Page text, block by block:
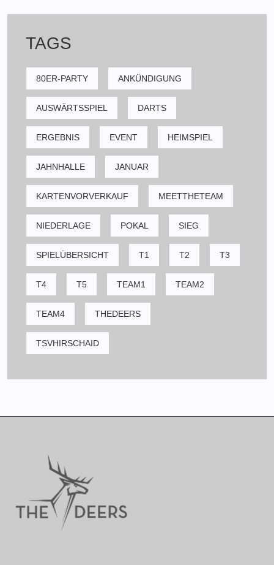
TAGS
80ER-PARTY ANKÜNDIGUNG
AUSWÄRTSSPIEL DARTS
ERGEBNIS EVENT HEIMSPIEL
JAHNHALLE JANUAR
KARTENVORVERKAUF MEETTHETEAM
NIEDERLAGE POKAL SIEG
SPIELÜBERSICHT T1 T2 T3
T4 T5 TEAM1 TEAM2
TEAM4 THEDEERS
TSVHIRSCHAID